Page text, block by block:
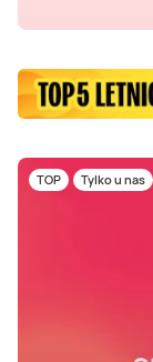
TOP Tylko u nas